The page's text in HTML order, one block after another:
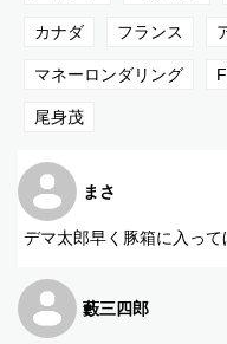
カナダ フランス
マネーロンダリング
尾身茂
まさ
デマ太郎早く豚箱に入って
藪三四郎